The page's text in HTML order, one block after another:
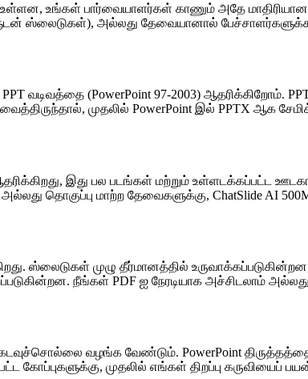
உங்கள் பார்வையாளர்கள் காணும் அதே
ஸ்லைடுகள்), அல்லது தேவையானால்
PPT வடிவத்தை (PowerPoint 97-2003)
முதலில் PowerPoint இல் PPTX ஆக
இது பல படங்கள் மற்றும் உள்ளடக்கப்பட்ட
தொகுப்பு மாற்ற தேவைகளுக்கு, ChatSlide AI
ஸ்லைடுகள் முழு தீர்மானத்தில்
நீங்கள் PDF ஐ நேரடியாக அச்சிடலாம்
வழங்க வேண்டும். PowerPoint
முதலில் எங்கள் திறப்பு கருவியைப்